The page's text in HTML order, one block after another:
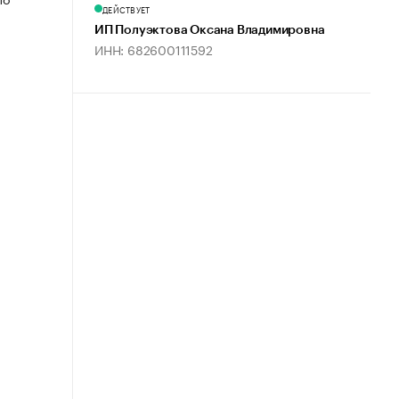
ДЕЙСТВУЕТ
ИП Полуэктова Оксана Владимировна
ИНН: 682600111592